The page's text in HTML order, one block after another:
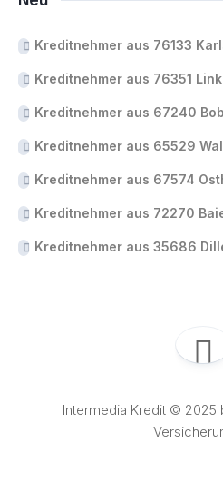
Kreditnehmer aus 76133
Kreditnehmer aus 76351
Kreditnehmer aus 67240
Kreditnehmer aus 65529
Kreditnehmer aus 67574
Kreditnehmer aus 72270
Kreditnehmer aus 35686
Intermedia Kredit © 2025